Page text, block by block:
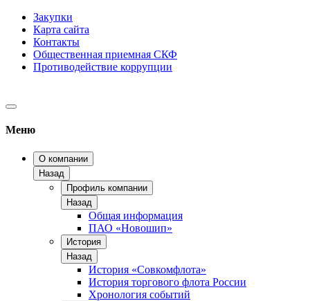
Закупки
Карта сайта
Контакты
Общественная приемная СКФ
Противодействие коррупции
Меню
О компании
Назад
Профиль компании
Назад
Общая информация
ПАО «Новошип»
История
Назад
История «Совкомфлота»
История торгового флота России
Хронология событий